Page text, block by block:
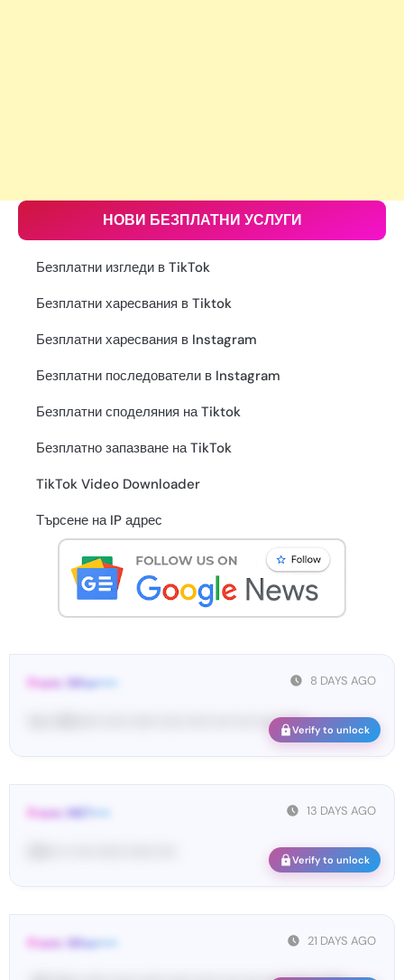
НОВИ БЕЗПЛАТНИ УСЛУГИ
Безплатни изгледи в TikTok
Безплатни харесвания в Tiktok
Безплатни харесвания в Instagram
Безплатни последователи в Instagram
Безплатни споделяния на Tiktok
Безплатно запазване на TikTok
TikTok Video Downloader
Търсене на IP адрес
8 DAYS AGO
From: Wha•••••
Yo•• Wh••••• ••••• •••••• ••••• ••••• •••• •••• •••• ••••••Verify to unlock
13 DAYS AGO
From: MET••••
Verify to unlock
21 DAYS AGO
From: Wha•••••